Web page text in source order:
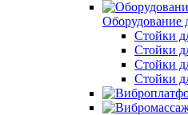
Оборудование
Стойки
Стойки
Стойки
Стойки